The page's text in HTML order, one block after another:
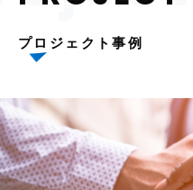
お役立ちコラム
SDGsへの取り組み
採用情報
IR情報
プロジェクト事例